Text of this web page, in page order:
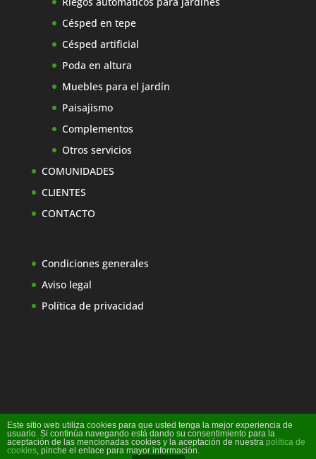
Césped en tepe
Césped artificial
Poda en altura
Muebles para el jardín
Paisajismo
Complementos
Otros servicios
COMUNIDADES
CLIENTES
CONTACTO
Condiciones generales
Aviso legal
Política de privacidad
Diseño Web Ideare
Este sitio web utiliza cookies para que usted tenga la mejor experiencia de
usuario. Si continúa navegando está dando su consentimiento para la
aceptación de las mencionadas cookies y la aceptación de nuestra política de
cookies, pinche el enlace para mayor información.